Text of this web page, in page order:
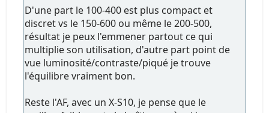
D'une part le 100-400 est plus compact et
discret vs le 150-600 ou même le 200-500,
résultat je peux l'emmener partout ce qui
multiplie son utilisation, d'autre part point de
vue luminosité/contraste/piqué je trouve
l'équilibre vraiment bon.
Reste l'AF, avec un X-S10, je pense que le